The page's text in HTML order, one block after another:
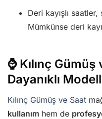
Deri kayışlı saatler,
Mümkünse deri
⌚ Kılınç
Dayanıklı
Kılınç Gümüş ve Saat
kullanım hem de